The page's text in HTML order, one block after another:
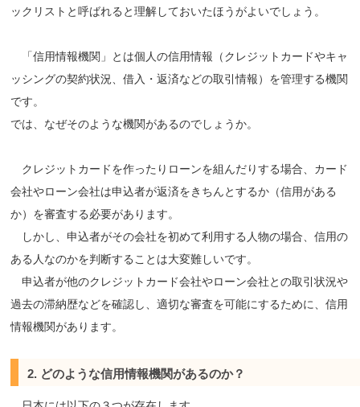
ックリストと呼ばれると理解しておいたほうがよいでしょう。
「信用情報機関」とは個人の信用情報（クレジットカードやキャ
ッシングの契約状況、借入・返済などの取引情報）を管理する機関
です。
では、なぜそのような機関があるのでしょうか。
クレジットカードを作ったりローンを組んだりする場合、カード
会社やローン会社は申込者が返済をきちんとするか（信用がある
か）を審査する必要があります。
しかし、申込者がその会社を初めて利用する人物の場合、信用の
ある人なのかを判断することは大変難しいです。
申込者が他のクレジットカード会社やローン会社との取引状況や
過去の滞納歴などを確認し、適切な審査を可能にするために、信用
情報機関があります。
2. どのような信用情報機関があるのか？